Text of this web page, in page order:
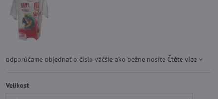
odporúčame objednať o číslo väčšie ako bežne nosíte Čtěte více
Velikost